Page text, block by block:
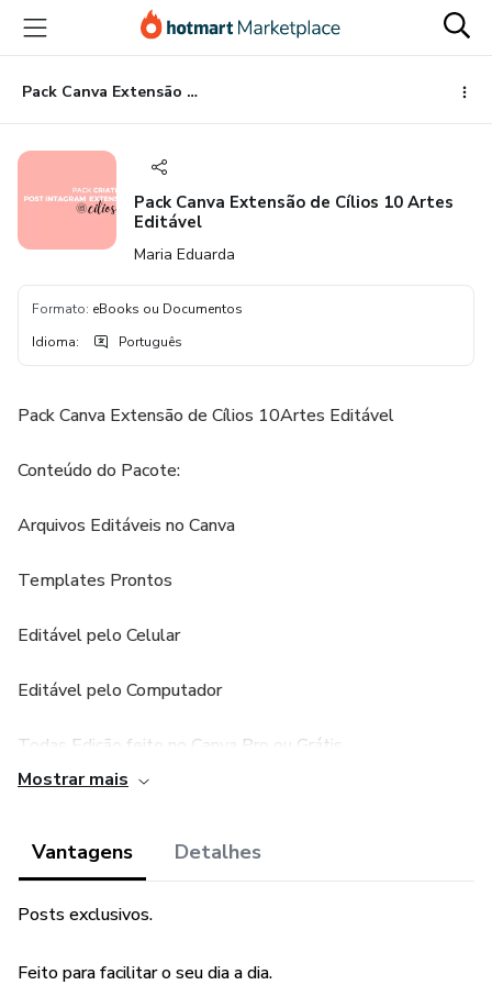
para
conteúdo
principal
para
pagamento
para
rodapé
Pack Canva Extensão de Cílios 10 Artes Editável
Pack Canva Extensão de Cílios 10 Artes
Editável
Maria Eduarda
Formato: eBooks ou Documentos
Idioma: Português
Pack Canva Extensão de Cílios 10Artes Editável
Conteúdo do Pacote:
Arquivos Editáveis no Canva
Templates Prontos
Editável pelo Celular
Editável pelo Computador
Todas Edição feito no Canva Pro ou Grátis
Acesso direto em seu canva.
Após a compra você recebe os arquivo via e-mail, ao
material.
Mostrar mais
Vantagens Detalhes
Posts exclusivos.
Feito para facilitar o seu dia a dia.